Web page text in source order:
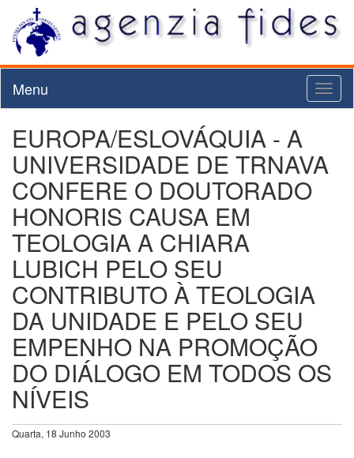
Menu
EUROPA/ESLOVÁQUIA - A
UNIVERSIDADE DE TRNAVA
CONFERE O DOUTORADO
HONORIS CAUSA EM
TEOLOGIA A CHIARA
LUBICH PELO SEU
CONTRIBUTO À TEOLOGIA
DA UNIDADE E PELO SEU
EMPENHO NA PROMOÇÃO
DO DIÁLOGO EM TODOS OS
NÍVEIS
Quarta, 18 Junho 2003